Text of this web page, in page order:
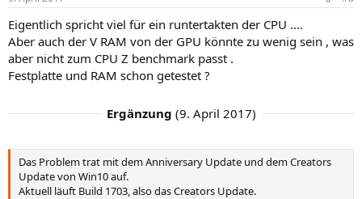
Eigentlich spricht viel für ein runtertakten der CPU ....
Aber auch der V RAM von der GPU könnte zu wenig sein , was
aber nicht zum CPU Z benchmark passt .
Festplatte und RAM schon getestet ?
Ergänzung (9. April 2017)
Das Problem trat mit dem Anniversary Update und dem Creators
Update von Win10 auf.
Aktuell läuft Build 1703, also das Creators Update.